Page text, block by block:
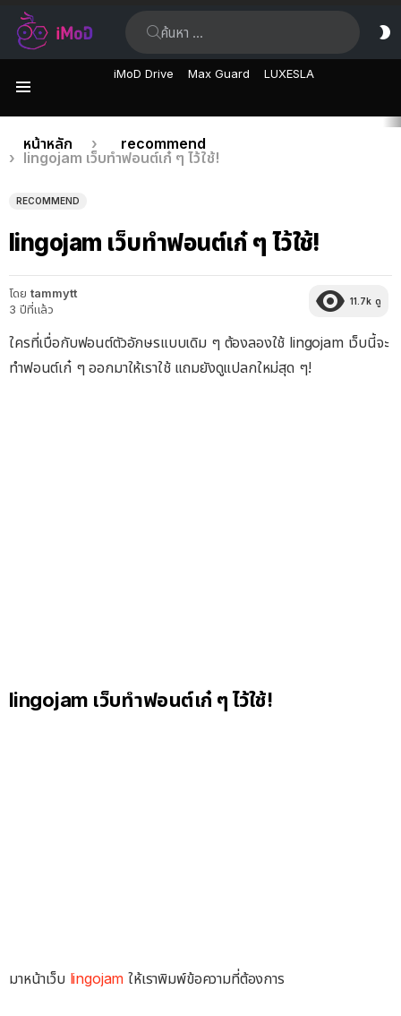
iMoD Drive Max Guard LUXESLA
เรื่อง
ล่าสุด
คุณอยู่ที่นี่:
หน้าหลัก
recommend
lingojam เว็บทำฟอนต์เก๋ ๆ ไว้ใช้!
RECOMMEND
lingojam เว็บทำฟอนต์เก๋ ๆ ไว้ใช้!
โดย tammytt
3 ปีที่แล้ว
11.7k ดู
ใครที่เบื่อกับฟอนต์ตัวอักษรแบบเดิม ๆ ต้องลองใช้ lingojam เว็บนี้จะ
ทำฟอนต์เก๋ ๆ ออกมาให้เราใช้ แถมยังดูแปลกใหม่สุด ๆ!
lingojam เว็บทำฟอนต์เก๋ ๆ ไว้ใช้!
มาหน้าเว็บ lingojam ให้เราพิมพ์ข้อความที่ต้องการ